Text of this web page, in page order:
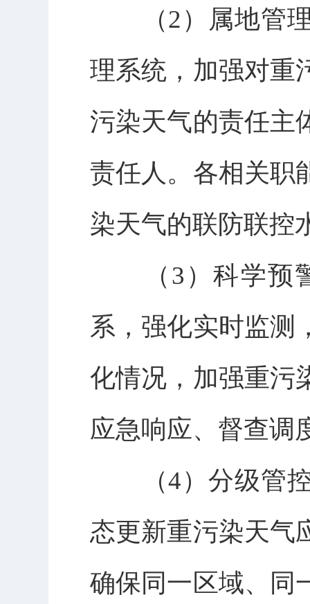
（2）属地管理
理系统，加强对重
污染天气的责任主
责任人。各相关职
染天气的联防联控
（3）科学预警
系，强化实时监测
化情况，加强重污
应急响应、督查调
（4）分级管控
态更新重污染天气
确保同一区域、同